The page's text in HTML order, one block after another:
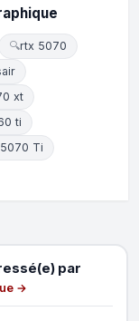
🔍rtx 5070
xt
ti
Ti
par
→